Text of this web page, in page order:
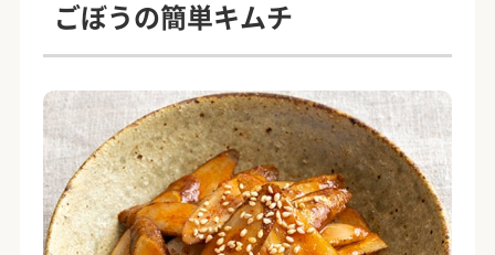
ごぼうの簡単キムチ